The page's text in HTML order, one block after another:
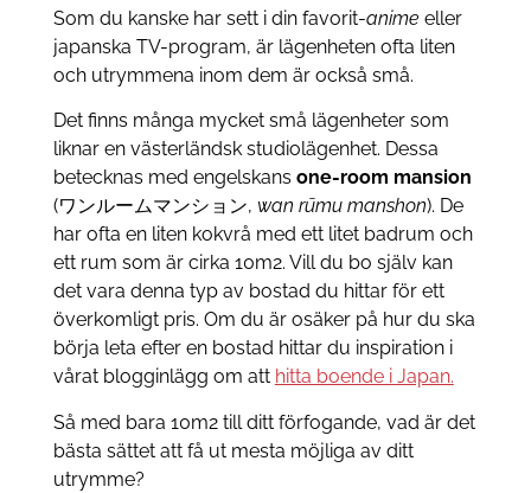
Som du kanske har sett i din favorit-anime eller
japanska TV-program, är lägenheten ofta liten
och utrymmena inom dem är också små.
Det finns många mycket små lägenheter som
liknar en västerländsk studiolägenhet. Dessa
betecknas med engelskans one-room mansion
(ワンルームマンション, wan rūmu manshon). De
har ofta en liten kokvrå med ett litet badrum och
ett rum som är cirka 10m2. Vill du bo själv kan
det vara denna typ av bostad du hittar för ett
överkomligt pris. Om du är osäker på hur du ska
börja leta efter en bostad hittar du inspiration i
vårat blogginlägg om att hitta boende i Japan.
Så med bara 10m2 till ditt förfogande, vad är det
bästa sättet att få ut mesta möjliga av ditt
utrymme?